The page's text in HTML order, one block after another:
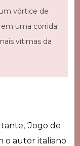
vórtice de
uma corrida
vítimas da
‘Jogo de
o autor italiano